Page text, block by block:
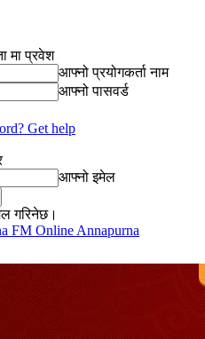
मा प्रवेश
आफ्नो प्रयोगकर्ता नाम
आफ्नो पासवर्ड
Get help
आफ्नो इमेल
गरिनेछ।
Online Annapurna